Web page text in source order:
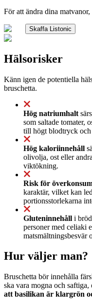
För att ändra dina
Skaffa Listonic
Hälsorisker
Känn igen de potentiella
bruschetta.
Hög natriumhalt
som saltade tomater,
till högt blodtryck
Hög kaloriinnehåll
olivolja, ost eller
viktökning.
Risk för
karaktär, vilket kan
portionsstorlekarna
Gluteninnehåll i
personer med celiaki
matsmältningsbesvär
Hur väljer man?
Bruschetta bör innehålla
ska vara mogna och
att basilikan är klargrön